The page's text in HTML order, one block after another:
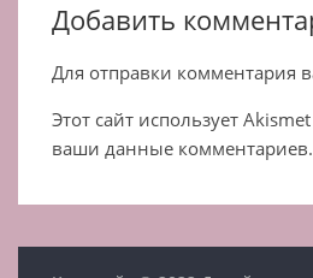
Добавить
Для отправки комментария
Этот сайт использует
ваши данные комментариев.